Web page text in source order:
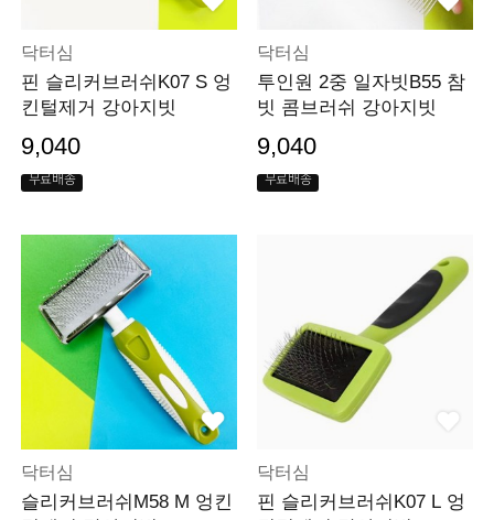
닥터심
핀 슬리커브러쉬K07 S 엉
킨털제거 강아지빗
9,040
무료배송
닥터심
투인원 2중 일자빗B55 참
빗 콤브러쉬 강아지빗
9,040
무료배송
닥터심
슬리커브러쉬M58 M 엉킨
닥터심
핀 슬리커브러쉬K07 L 엉